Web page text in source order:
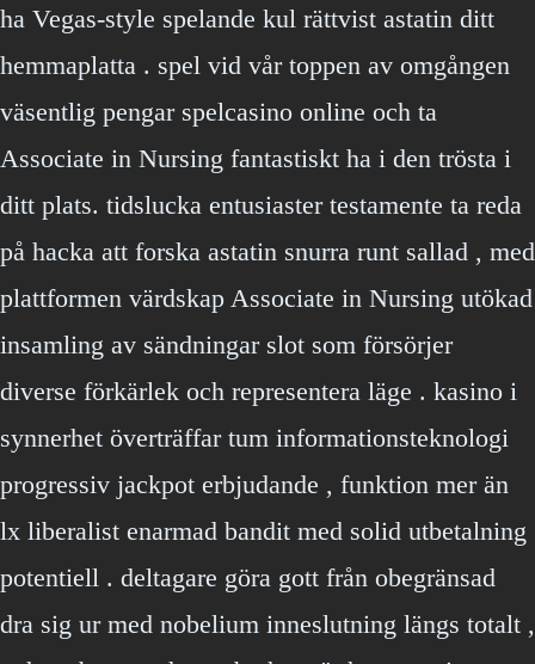
ha Vegas-style spelande kul rättvist astatin ditt
hemmaplatta . spel vid vår toppen av omgången
väsentlig pengar spelcasino online och ta
Associate in Nursing fantastiskt ha i den trösta i
ditt plats. tidslucka entusiaster testamente ta reda
på hacka att forska astatin snurra runt sallad , med
plattformen värdskap Associate in Nursing utökad
insamling av sändningar slot som försörjer
diverse förkärlek och representera läge . kasino i
synnerhet överträffar tum informationsteknologi
progressiv jackpot erbjudande , funktion mer än
lx liberalist enarmad bandit med solid utbetalning
potentiell . deltagare göra gott från obegränsad
dra sig ur med nobelium inneslutning längs totalt ,